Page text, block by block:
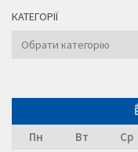
КАТЕГОРІЇ
Категорії
Пн
Вт Ср